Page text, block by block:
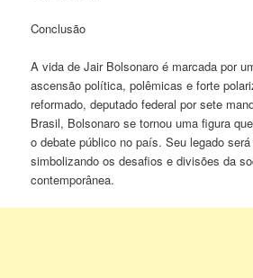
Conclusão
A vida de Jair Bolsonaro é marcada por
ascensão política, polêmicas e forte
reformado, deputado federal por sete
Brasil, Bolsonaro se tornou uma figura
o debate público no país. Seu legado
simbolizando os desafios e divisões da
contemporânea.